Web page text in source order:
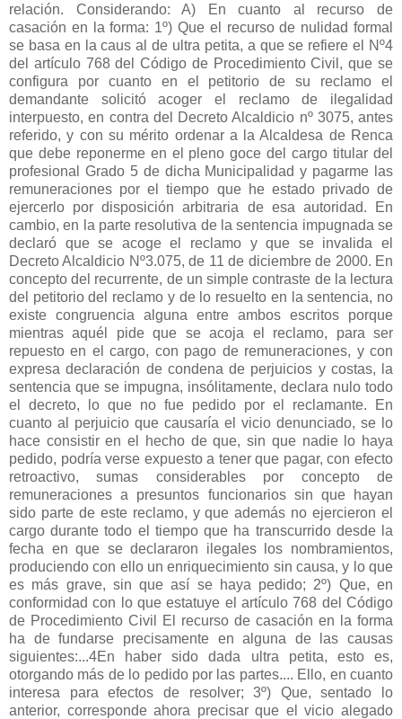
relación. Considerando: A) En cuanto al recurso de
casación en la forma: 1º) Que el recurso de nulidad formal
se basa en la caus al de ultra petita, a que se refiere el Nº4
del artículo 768 del Código de Procedimiento Civil, que se
configura por cuanto en el petitorio de su reclamo el
demandante solicitó acoger el reclamo de ilegalidad
interpuesto, en contra del Decreto Alcaldicio nº 3075, antes
referido, y con su mérito ordenar a la Alcaldesa de Renca
que debe reponerme en el pleno goce del cargo titular del
profesional Grado 5 de dicha Municipalidad y pagarme las
remuneraciones por el tiempo que he estado privado de
ejercerlo por disposición arbitraria de esa autoridad. En
cambio, en la parte resolutiva de la sentencia impugnada se
declaró que se acoge el reclamo y que se invalida el
Decreto Alcaldicio Nº3.075, de 11 de diciembre de 2000. En
concepto del recurrente, de un simple contraste de la lectura
del petitorio del reclamo y de lo resuelto en la sentencia, no
existe congruencia alguna entre ambos escritos porque
mientras aquél pide que se acoja el reclamo, para ser
repuesto en el cargo, con pago de remuneraciones, y con
expresa declaración de condena de perjuicios y costas, la
sentencia que se impugna, insólitamente, declara nulo todo
el decreto, lo que no fue pedido por el reclamante. En
cuanto al perjuicio que causaría el vicio denunciado, se lo
hace consistir en el hecho de que, sin que nadie lo haya
pedido, podría verse expuesto a tener que pagar, con efecto
retroactivo, sumas considerables por concepto de
remuneraciones a presuntos funcionarios sin que hayan
sido parte de este reclamo, y que además no ejercieron el
cargo durante todo el tiempo que ha transcurrido desde la
fecha en que se declararon ilegales los nombramientos,
produciendo con ello un enriquecimiento sin causa, y lo que
es más grave, sin que así se haya pedido; 2º) Que, en
conformidad con lo que estatuye el artículo 768 del Código
de Procedimiento Civil El recurso de casación en la forma
ha de fundarse precisamente en alguna de las causas
siguientes:...4En haber sido dada ultra petita, esto es,
otorgando más de lo pedido por las partes.... Ello, en cuanto
interesa para efectos de resolver; 3º) Que, sentado lo
anterior, corresponde ahora precisar que el vicio alegado